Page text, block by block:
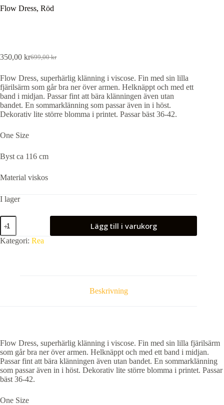
Flow Dress, Röd
699,00kr
Det
priset
var:
699,00 kr.
350,00 krDet
priset
är:
350,00 kr.
Flow Dress, superhärlig klänning i viscose. Fin med sin lilla
fjärilsärm som går bra ner över armen. Helknäppt och med ett
band i midjan. Passar fint att bära klänningen även utan
bandet. En sommarklänning som passar även in i höst.
Dekorativ lite större blomma i printet. Passar bäst 36-42.
One Size
Byst ca 116 cm
Material viskos
I lager
Flow
Dress,
Röd
mängd
Lägg till i varukorg
Kategori: Rea
Beskrivning
Flow Dress, superhärlig klänning i viscose. Fin med sin lilla fjärilsärm
som går bra ner över armen. Helknäppt och med ett band i midjan.
Passar fint att bära klänningen även utan bandet. En sommarklänning
som passar även in i höst. Dekorativ lite större blomma i printet. Passar
bäst 36-42.
One Size